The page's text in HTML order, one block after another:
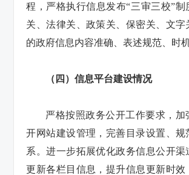
程，严格执行信息发布“三审三校”制
关、法律关、政策关、保密关、文字
的政府信息内容准确、表述规范、时
（四）信息平台建设情况
严格按照政务公开工作要求，加
开网站建设管理，完善目录设置、规
系。进一步拓展优化政务信息公开渠
更新各栏目信息，提升信息更新时效